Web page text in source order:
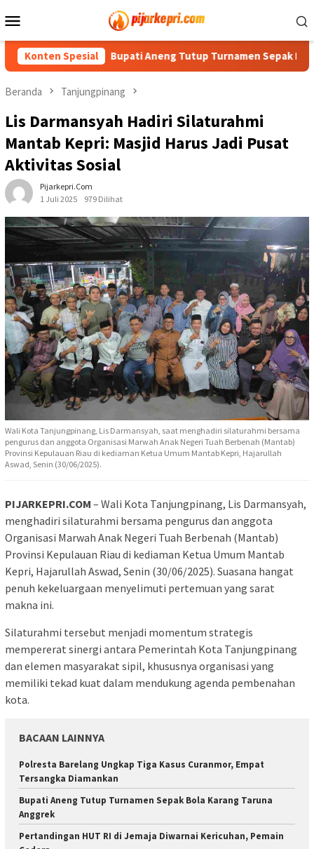
ke
Mobile
Konten SpesialBupati Aneng Tutup Turnamen Sepak Bola Karang
Beranda Tanjungpinang
Lis Darmansyah Hadiri Silaturahmi
Mantab Kepri: Masjid Harus Jadi Pusat
Aktivitas Sosial
Pijarkepri.com
1 Juli 2025
979 Dilihat
Wali Kota Tanjungpinang, Lis Darmansyah, saat menghadiri silaturahmi bersama
pengurus dan anggota Organisasi Marwah Anak Negeri Tuah Berbenah (Mantab)
Provinsi Kepulauan Riau di kediaman Ketua Umum Mantab Kepri, Hajarullah
Aswad, Senin (30/06/2025).
PIJARKEPRI.COM – Wali Kota Tanjungpinang, Lis Darmansyah,
menghadiri silaturahmi bersama pengurus dan anggota
Organisasi Marwah Anak Negeri Tuah Berbenah (Mantab)
Provinsi Kepulauan Riau di kediaman Ketua Umum Mantab
Kepri, Hajarullah Aswad, Senin (30/06/2025). Suasana hangat
penuh kekeluargaan menyelimuti pertemuan yang sarat
makna ini.
Silaturahmi tersebut menjadi momentum strategis
mempererat sinergi antara Pemerintah Kota Tanjungpinang
dan elemen masyarakat sipil, khususnya organisasi yang
memiliki tekad kuat dalam mendukung agenda pembenahan
kota.
BACAAN LAINNYA
Polresta Barelang Ungkap Tiga Kasus Curanmor, Empat
Tersangka Diamankan
Bupati Aneng Tutup Turnamen Sepak Bola Karang Taruna
Anggrek
Pertandingan HUT RI di Jemaja Diwarnai Kericuhan, Pemain